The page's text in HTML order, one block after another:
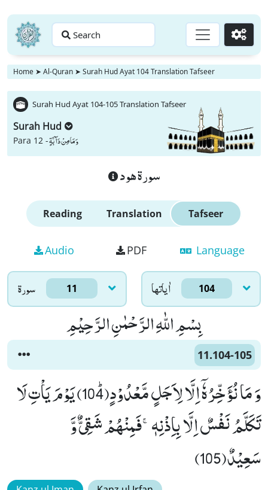
Search Go
Home ➤ Al-Quran ➤ Surah Hud Ayat 104 Translation Tafseer
Surah Hud Ayat 104-105 Translation Tafseer
Surah Hud
Para 12 -وَ مَا مِنْ دَآبَّةٍ
سورة هود
Reading Translation Tafseer
Audio PDF Language
سورۃ 11 اٰياتها 104
بِسْمِ اللّٰهِ الرَّحْمٰنِ الرَّحِیْمِ
11.104-105
وَ مَا نُؤَخِّرُهٗۤ اِلَّا لِاَجَلٍ مَّعْدُوْدٍﭤ(104) یَوْمَ یَاْتِ لَا
تَكَلَّمُ نَفْسٌ اِلَّا بِاِذْنِهٖۚ-فَمِنْهُمْ شَقِیٌّ وَّ
سَعِیْدٌ(105)